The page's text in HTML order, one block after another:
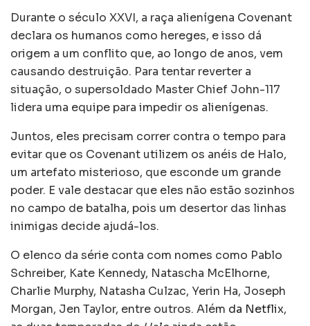
Durante o século XXVI, a raça alienígena Covenant
declara os humanos como hereges, e isso dá
origem a um conflito que, ao longo de anos, vem
causando destruição. Para tentar reverter a
situação, o supersoldado Master Chief John-117
lidera uma equipe para impedir os alienígenas.
Juntos, eles precisam correr contra o tempo para
evitar que os Covenant utilizem os anéis de Halo,
um artefato misterioso, que esconde um grande
poder. E vale destacar que eles não estão sozinhos
no campo de batalha, pois um desertor das linhas
inimigas decide ajudá-los.
O elenco da série conta com nomes como Pablo
Schreiber, Kate Kennedy, Natascha McElhorne,
Charlie Murphy, Natasha Culzac, Yerin Ha, Joseph
Morgan, Jen Taylor, entre outros. Além da Netflix,